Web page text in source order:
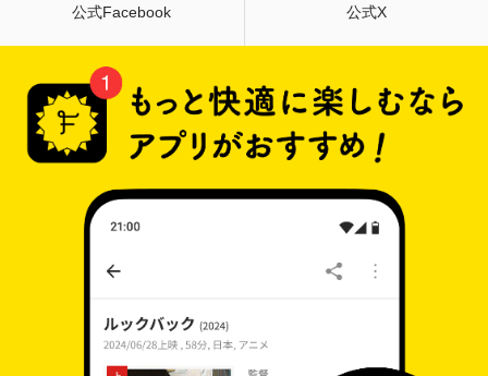
公式Facebook 公式X